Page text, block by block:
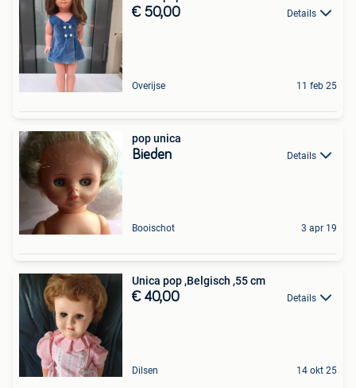
€ 50,00 Details
Overijse 11 feb 25
pop unica
Bieden Details
Booischot 3 apr 19
Unica pop ,Belgisch ,55 cm
€ 40,00 Details
Dilsen 14 okt 25